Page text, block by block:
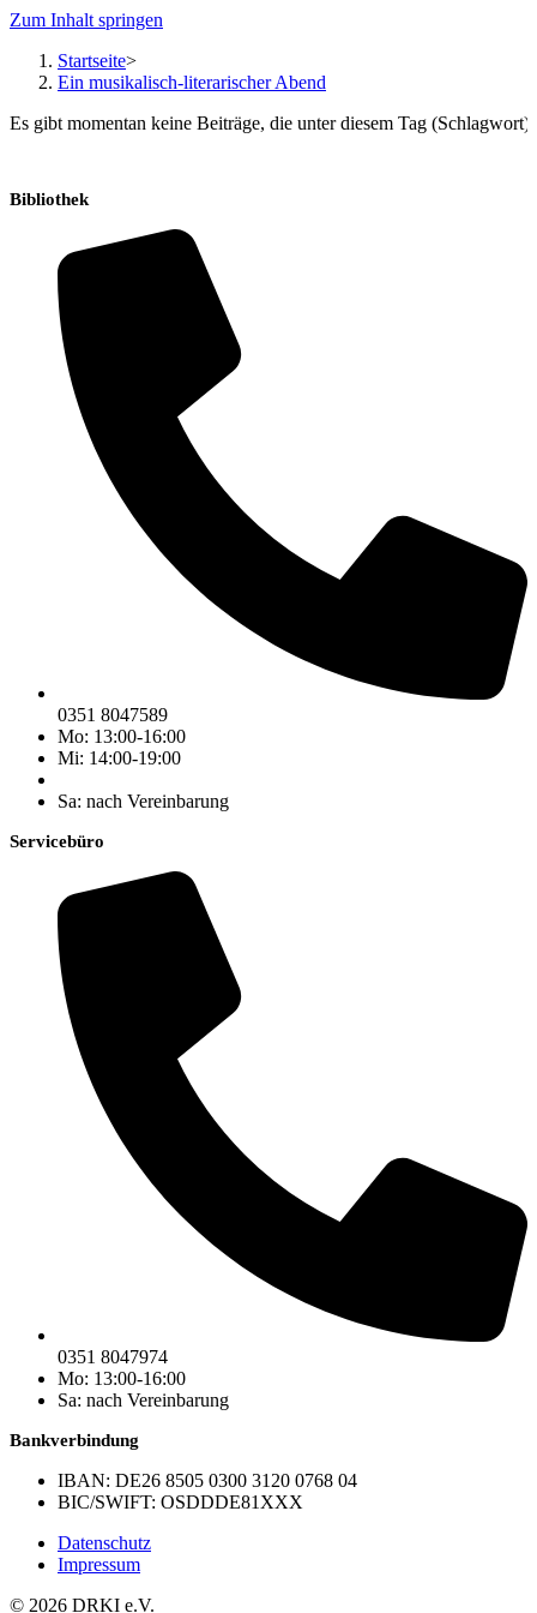
Zum Inhalt springen
Startseite>
Ein musikalisch-literarischer Abend
Es gibt momentan keine Beiträge, die unter diesem Tag
Bibliothek
0351 8047589
Mo: 13:00-16:00
Mi: 14:00-19:00
Sa: nach Vereinbarung
Servicebüro
0351 8047974
Mo: 13:00-16:00
Sa: nach Vereinbarung
Bankverbindung
IBAN: DE26 8505 0300 3120 0768 04
BIC/SWIFT: OSDDDE81XXX
Datenschutz
Impressum
© 2026 DRKI e.V.